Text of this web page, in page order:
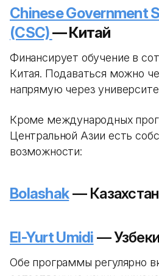
Chinese Government
(CSC)— Китай
Финансирует обучение в
Китая. Подаваться можно
напрямую через
Кроме международных
Центральной Азии есть
возможности:
Bolashak— Казахстан
El-Yurt Umidi —
Обе программы регулярно